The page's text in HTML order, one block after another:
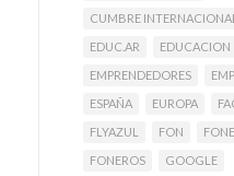
CUMBRE INTERNACIONAL
EDUC.AR
EDUCACION
EMPRENDEDORES
ESPAÑA
EUROPA
FLYAZUL
FON
FONEROS
GOOGLE